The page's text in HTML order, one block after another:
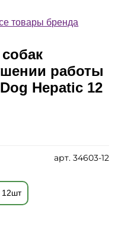
арт. 34603-12
товары бренда
работы
Hepatic 12
12шт